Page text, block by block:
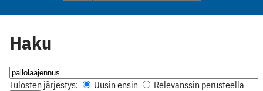
Haku
Tulosten järjestys: Uusin ensin
Relevanssin perusteella